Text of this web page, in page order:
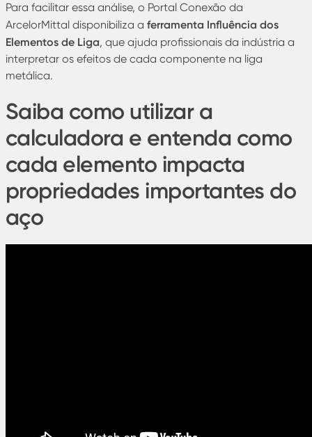
Para facilitar essa análise, o Portal Conexão da
ArcelorMittal disponibiliza a ferramenta Influência dos
Elementos de Liga, que ajuda profissionais da indústria a
interpretar os efeitos de cada componente na liga
metálica.
Saiba como utilizar a
calculadora e entenda como
cada elemento impacta
propriedades importantes do
aço